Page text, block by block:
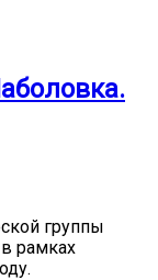
группы
рамках